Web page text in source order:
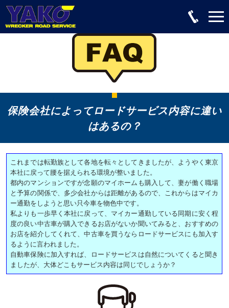
保険会社によってロードサービス内容に違い
はあるの？
これまでは転勤族として各地を転々としてきましたが、ようやく東京
本社に戻って腰を据えられる環境が整いました。
都内のマンションですが念願のマイホームも購入して、妻が働く職場
と予算の関係で、多少会社からは距離があるので、これからはマイカ
ー通勤をしようと思い只今車を物色中です。
私よりも一歩早く本社に戻って、マイカー通勤している同期に安く程
度の良い中古車が購入できるお店がないか聞いてみると、おすすめの
お店を紹介してくれて、中古車を買うならロードサービスにも加入す
るように言われました。
自動車保険に加入すれば、ロードサービスは自然についてくると聞き
ましたが、大体どこもサービス内容は同じでしょうか？